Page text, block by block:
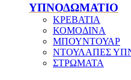
ΥΠΝΟΔΩΜΑΤΙΟ
ΚΡΕΒΑΤΙΑ
ΚΟΜΟΔΙΝΑ
ΜΠΟΥΝΤΟΥΑΡ
ΝΤΟΥΛΑΠΕΣ
ΣΤΡΩΜΑΤΑ